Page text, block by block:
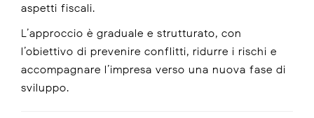
aspetti fiscali.
L’approccio è graduale e strutturato, con
l’obiettivo di prevenire conflitti, ridurre i rischi e
accompagnare l’impresa verso una nuova fase di
sviluppo.